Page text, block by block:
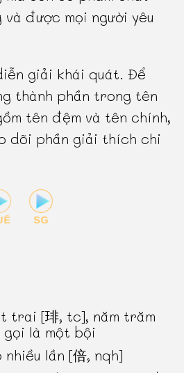
được mọi người yêu
giải khái quát. Để
thành phần trong tên
tên đệm và tên chính,
dõi phần giải thích chi
trai [琲, tc], năm trăm
là một bội
lần [倍, nqh]